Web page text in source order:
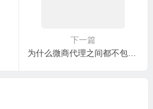
下一篇
为什么微商代理之间都不包邮？为什么代理不包邮的原因很简单